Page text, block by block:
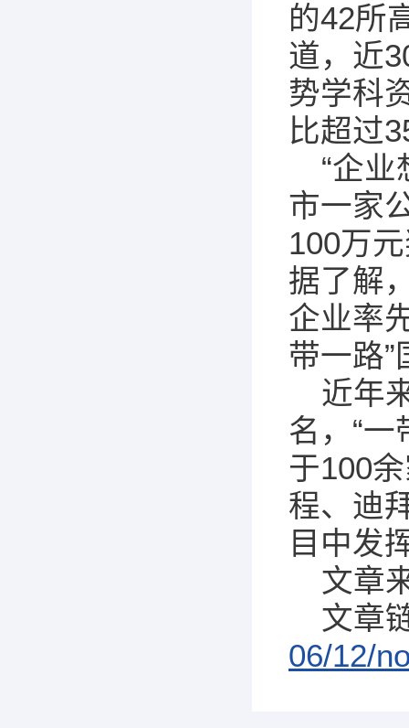
的42所
道，近
势学科
比超过
“企
市一家
100万
据了解
企业率
带一路
近年
名，“
于100
程、迪
目中发
文章
文章
06/12/